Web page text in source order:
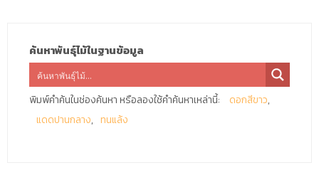
ค้นหาพันธุ์ไม้ในฐานข้อมูล
พิมพ์คำค้นในช่องค้นหา หรือลองใช้คำค้นหาเหล่านี้:
ดอกสีขาว
แดดปานกลาง
ทนแล้ง